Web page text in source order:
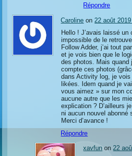
Répondre
Caroline on 22 août
Hello ! J’avais laissé un
impossible de le
Follow Adder, j’ai tout
et je vois bien que le
des photos. Mais
compte ces photos
dans Activity log, je vois
likées. Idem quand je
vous aimez » sur mon
aucune autre que les
explication ? D’ailleurs
ni aucun nouvel abonné
Merci d’avance !
Répondre
xavfun on22